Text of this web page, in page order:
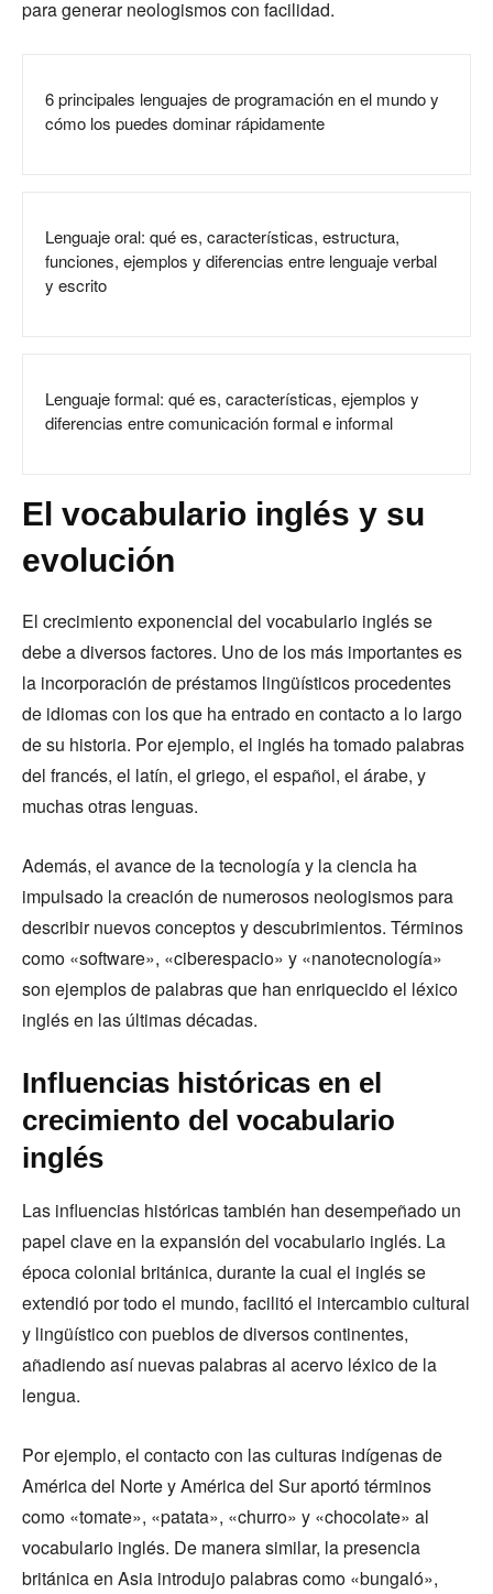
para generar neologismos con facilidad.
6 principales lenguajes de programación en el mundo y
cómo los puedes dominar rápidamente
Lenguaje oral: qué es, características, estructura,
funciones, ejemplos y diferencias entre lenguaje verbal
y escrito
Lenguaje formal: qué es, características, ejemplos y
diferencias entre comunicación formal e informal
El vocabulario inglés y su
evolución
El crecimiento exponencial del vocabulario inglés se
debe a diversos factores. Uno de los más importantes es
la incorporación de préstamos lingüísticos procedentes
de idiomas con los que ha entrado en contacto a lo largo
de su historia. Por ejemplo, el inglés ha tomado palabras
del francés, el latín, el griego, el español, el árabe, y
muchas otras lenguas.
Además, el avance de la tecnología y la ciencia ha
impulsado la creación de numerosos neologismos para
describir nuevos conceptos y descubrimientos. Términos
como «software», «ciberespacio» y «nanotecnología»
son ejemplos de palabras que han enriquecido el léxico
inglés en las últimas décadas.
Influencias históricas en el
crecimiento del vocabulario
inglés
Las influencias históricas también han desempeñado un
papel clave en la expansión del vocabulario inglés. La
época colonial británica, durante la cual el inglés se
extendió por todo el mundo, facilitó el intercambio cultural
y lingüístico con pueblos de diversos continentes,
añadiendo así nuevas palabras al acervo léxico de la
lengua.
Por ejemplo, el contacto con las culturas indígenas de
América del Norte y América del Sur aportó términos
como «tomate», «patata», «churro» y «chocolate» al
vocabulario inglés. De manera similar, la presencia
británica en Asia introdujo palabras como «bungaló»,